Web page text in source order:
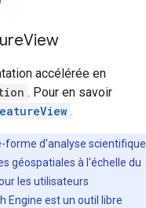
accélérée en
. Pour en savoir
.
forme d'analyse scientifique
géospatiales à l'échelle du
les utilisateurs
Engine est un outil libre